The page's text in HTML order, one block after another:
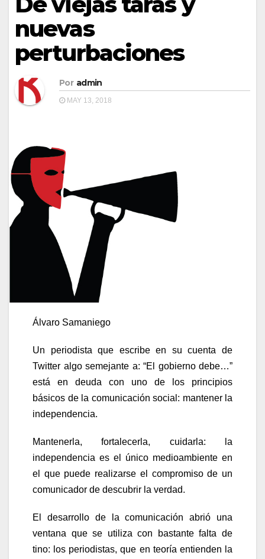
nuevas
perturbaciones
Por admin
MAY 13, 2018
Álvaro Samaniego
Un periodista que escribe en su cuenta de
Twitter algo semejante a: “El gobierno debe…”
está en deuda con uno de los principios
básicos de la comunicación social: mantener la
independencia.
Mantenerla, fortalecerla, cuidarla: la
independencia es el único medioambiente en
el que puede realizarse el compromiso de un
comunicador de descubrir la verdad.
El desarrollo de la comunicación abrió una
ventana que se utiliza con bastante falta de
tino: los periodistas, que en teoría entienden la